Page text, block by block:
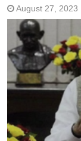
August 27, 2023